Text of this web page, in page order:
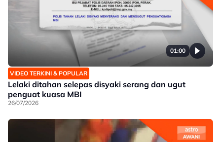
01:00
VIDEO TERKINI & POPULAR
Lelaki ditahan selepas disyaki serang dan ugut
penguat kuasa MBI
26/07/2026